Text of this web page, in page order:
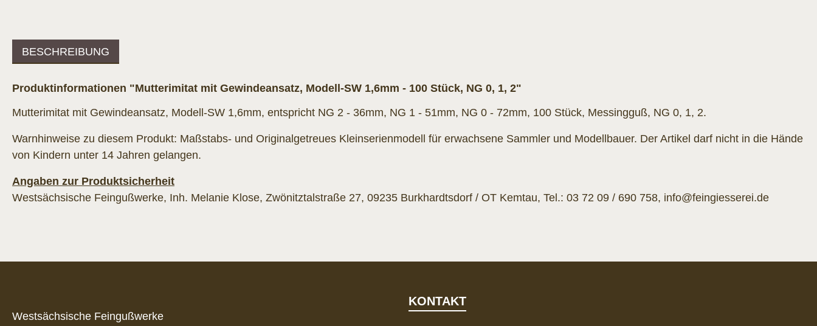
BESCHREIBUNG
Produktinformationen "Mutterimitat mit Gewindeansatz, Modell-SW 1,6mm - 100 Stück, NG 0, 1, 2"
Mutterimitat mit Gewindeansatz, Modell-SW 1,6mm, entspricht NG 2 - 36mm, NG 1 - 51mm, NG 0 - 72mm, 100 Stück, Messingguß, NG 0, 1, 2.
Warnhinweise zu diesem Produkt: Maßstabs- und Originalgetreues Kleinserienmodell für erwachsene Sammler und Modellbauer. Der Artikel darf nicht in die Hände
von Kindern unter 14 Jahren gelangen.
Angaben zur Produktsicherheit
Westsächsische Feingußwerke, Inh. Melanie Klose, Zwönitztalstraße 27, 09235 Burkhardtsdorf / OT Kemtau, Tel.: 03 72 09 / 690 758, info@feingiesserei.de
Westsächsische Feingußwerke
KONTAKT